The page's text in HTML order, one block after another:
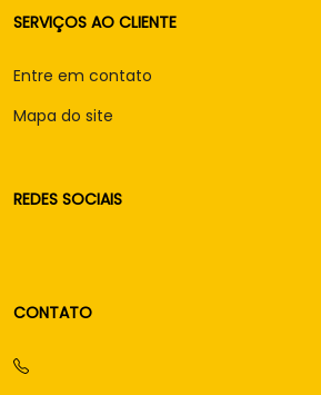
SERVIÇOS AO CLIENTE
Entre em contato
Mapa do site
REDES SOCIAIS
CONTATO